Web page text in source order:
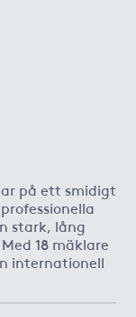
på ett smidigt
stark, lång
18 mäklare
internationell